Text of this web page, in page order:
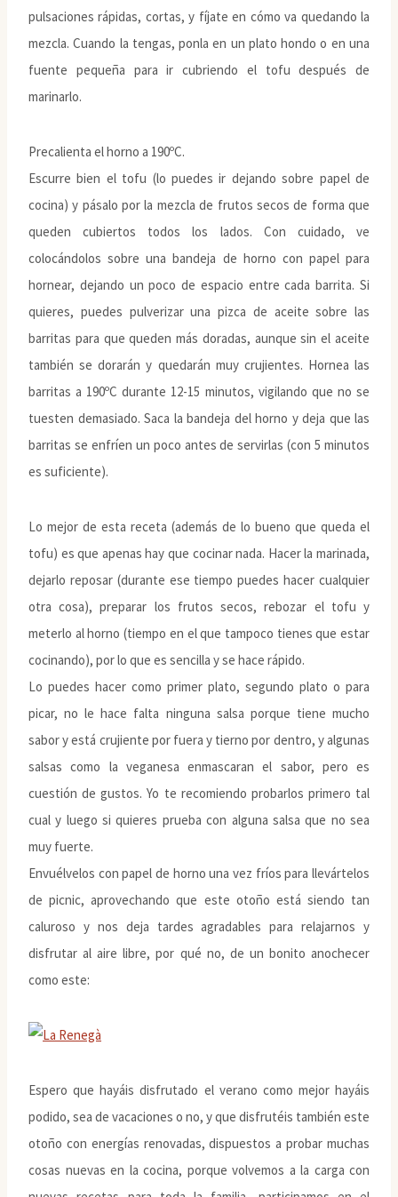
pulsaciones rápidas, cortas, y fíjate en cómo va quedando la
mezcla. Cuando la tengas, ponla en un plato hondo o en una
fuente pequeña para ir cubriendo el tofu después de
marinarlo.
Precalienta el horno a 190ºC.
Escurre bien el tofu (lo puedes ir dejando sobre papel de
cocina) y pásalo por la mezcla de frutos secos de forma que
queden cubiertos todos los lados. Con cuidado, ve
colocándolos sobre una bandeja de horno con papel para
hornear, dejando un poco de espacio entre cada barrita. Si
quieres, puedes pulverizar una pizca de aceite sobre las
barritas para que queden más doradas, aunque sin el aceite
también se dorarán y quedarán muy crujientes. Hornea las
barritas a 190ºC durante 12-15 minutos, vigilando que no se
tuesten demasiado. Saca la bandeja del horno y deja que las
barritas se enfríen un poco antes de servirlas (con 5 minutos
es suficiente).
Lo mejor de esta receta (además de lo bueno que queda el
tofu) es que apenas hay que cocinar nada. Hacer la marinada,
dejarlo reposar (durante ese tiempo puedes hacer cualquier
otra cosa), preparar los frutos secos, rebozar el tofu y
meterlo al horno (tiempo en el que tampoco tienes que estar
cocinando), por lo que es sencilla y se hace rápido.
Lo puedes hacer como primer plato, segundo plato o para
picar, no le hace falta ninguna salsa porque tiene mucho
sabor y está crujiente por fuera y tierno por dentro, y algunas
salsas como la veganesa enmascaran el sabor, pero es
cuestión de gustos. Yo te recomiendo probarlos primero tal
cual y luego si quieres prueba con alguna salsa que no sea
muy fuerte.
Envuélvelos con papel de horno una vez fríos para llevártelos
de picnic, aprovechando que este otoño está siendo tan
caluroso y nos deja tardes agradables para relajarnos y
disfrutar al aire libre, por qué no, de un bonito anochecer
como este:
Espero que hayáis disfrutado el verano como mejor hayáis
podido, sea de vacaciones o no, y que disfrutéis también este
otoño con energías renovadas, dispuestos a probar muchas
cosas nuevas en la cocina, porque volvemos a la carga con